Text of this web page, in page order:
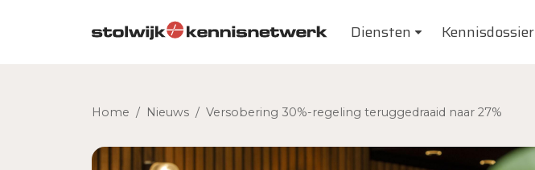
Diensten Kennisdossier
Home / Nieuws / Versobering 30%-regeling teruggedraaid naar 27%